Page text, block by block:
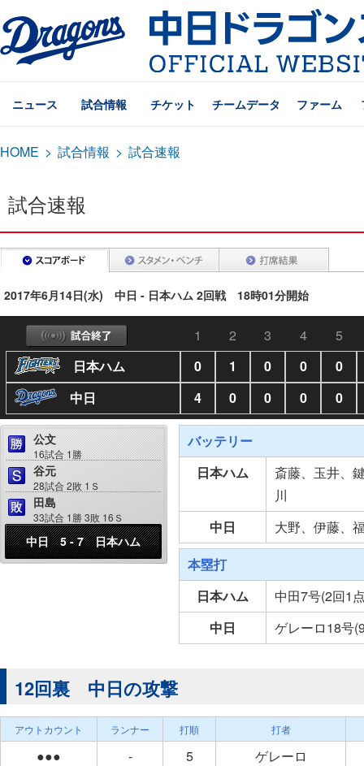
ニュース 試合情報 チケット チームデータ ファーム
HOME > 試合情報 > 試合速報
試合速報
2017年6月14日(水) 中日 - 日本ハム 2回戦 18時01分開始
1 2 3 4
5
日本ハム
0 1 0 0
0
中日
4 0 0 0 0
公文
16試合 1勝
谷元
28試合 2敗 1Ｓ
田島
33試合 1勝 3敗 16Ｓ
中日 5 - 7 日本ハム
バッテリー
日本ハム
斎藤、玉井、
川
中日
大野、伊藤、
本塁打
日本ハム
中田7号(2回1
中日
ゲレーロ18号
12回裏 中日の攻撃
アウトカウント ランナー 打順 打者
●●● - 5
ゲレーロ